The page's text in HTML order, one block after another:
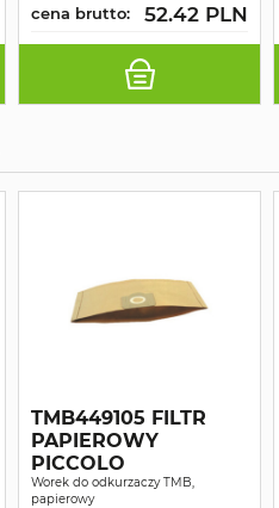
cena brutto: 52.42 PLN
TMB449105 FILTR
PAPIEROWY
PICCOLO
Worek do odkurzaczy TMB,
papierowy